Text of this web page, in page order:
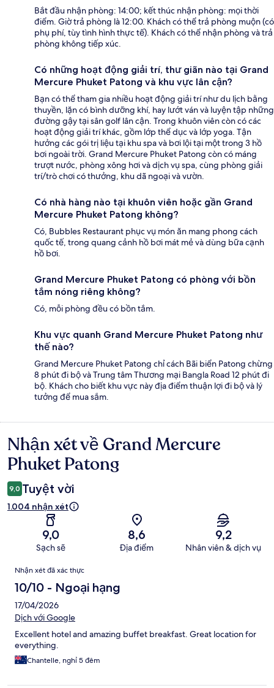
Bắt đầu nhận phòng: 14:00; kết thúc nhận phòng: mọi thời
điểm. Giờ trả phòng là 12:00. Khách có thể trả phòng muộn (có
phụ phí, tùy tình hình thực tế). Khách có thể nhận phòng và trả
phòng không tiếp xúc.
Có những hoạt động giải trí, thư giãn nào tại Grand
Mercure Phuket Patong và khu vực lân cận?
Bạn có thể tham gia nhiều hoạt động giải trí như du lịch bằng
thuyền, lặn có bình dưỡng khí, hay lướt ván và luyện tập những
đường gậy tại sân golf lân cận. Trong khuôn viên còn có các
hoạt động giải trí khác, gồm lớp thể dục và lớp yoga. Tận
hưởng các gói trị liệu tại khu spa và bơi lội tại một trong 3 hồ
bơi ngoài trời. Grand Mercure Phuket Patong còn có máng
trượt nước, phòng xông hơi và dịch vụ spa, cùng phòng giải
trí/trò chơi có thưởng, khu dã ngoại và vườn.
Có nhà hàng nào tại khuôn viên hoặc gần Grand
Mercure Phuket Patong không?
Có, Bubbles Restaurant phục vụ món ăn mang phong cách
quốc tế, trong quang cảnh hồ bơi mát mẻ và dùng bữa cạnh
hồ bơi.
Grand Mercure Phuket Patong có phòng với bồn
tắm nóng riêng không?
Có, mỗi phòng đều có bồn tắm.
Khu vực quanh Grand Mercure Phuket Patong như
thế nào?
Grand Mercure Phuket Patong chỉ cách Bãi biển Patong chừng
8 phút đi bộ và Trung tâm Thương mại Bangla Road 12 phút đi
bộ. Khách cho biết khu vực này địa điểm thuận lợi đi bộ và lý
tưởng để mua sắm.
Nhận
xét
Nhận xét về Grand Mercure
Phuket Patong
9,0 Tuyệt vời
1.004 nhận xét
9,0
Sạch sẽ
8,6
Địa điểm
9,2
Nhân viên & dịch vụ
Nhận
xét
Nhận xét đã xác thực
10/10 - Ngoại hạng
17/04/2026
Dịch với Google
Excellent hotel and amazing buffet breakfast. Great location for
everything.
Chantelle, nghỉ 5 đêm